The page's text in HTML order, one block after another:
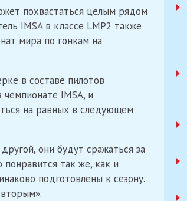
похвастаться целым рядом
IMSA в классе LMP2 также
мира по гонкам на
в составе пилотов
IMSA, и
на равных в следующем
они будут сражаться за
так же, как и
подготовлены к сезону.